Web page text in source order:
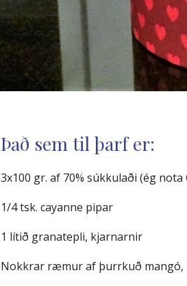
Það sem til þarf er:
3x100 gr. af 70% súkkulaði (ég nota
1/4 tsk. cayanne pipar
1 lítið granatepli, kjarnarnir
Nokkrar ræmur af þurrkuð mangó,